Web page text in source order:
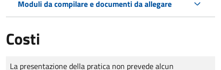
Moduli da compilare e documenti da allegare
Costi
Tipo di pagamento
Importo
La presentazione della pratica non prevede alcun